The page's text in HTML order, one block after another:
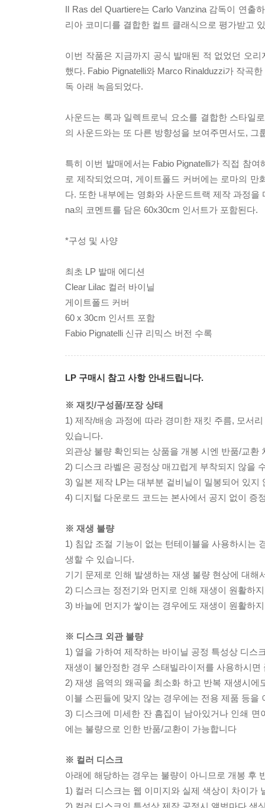
Il Ras del Quartiere는 Carlo Vanzina 감독이 연출
리아 코미디를 결합한 컬트 클래식으로 평가받고
이번 작품은 지금까지 공식 발매된 적 없었던 오
했다. Fabio Pignatelli와 Marco Rinalduzzi가 작곡
독 아래 녹음되었다.
사운드는 록과 일렉트로닉 요소를 결합한 스타일
의 사운드와는 또 다른 방향성을 보여주면서도,
특히 이번 발매에서는 Fabio Pignatelli가 직접 참
로 제작되었으며, 게이트폴드 커버에는 로마의
다. 또한 내부에는 영화와 사운드트랙 제작 과정을
na의 코멘트를 담은 60x30cm 인서트가 포함된다.
*구성 및 사양
최초 LP 발매 에디션
Clear Lilac 컬러 바이닐
게이트폴드 커버
60 x 30cm 인서트 포함
Fabio Pignatelli 신규 리믹스 버전 수록
LP 구매시 참고 사항 안내드립니다.
※ 재킷/구성품/포장 상태
1) 제작/배송 과정에 따라 경미한 재킷 주름, 모서
있습니다.
외관상 불량 확인되는 상품을 개봉 시엔 반품/교환
2) 디스크 라벨은 공정상 매끄럽게 부착되지 않을
3) 일본 제작 LP는 대부분 겉비닐이 밀봉되어 있지
4) 디지털 다운로드 코드는 본사에서 공지 없이 증
※ 재생 불량
1) 침압 조절 기능이 없는 턴테이블을 사용하시는
생할 수 있습니다.
기기 문제로 인해 발생하는 재생 불량 현상에 대
2) 디스크는 정전기와 먼지로 인해 재생이 원활하
3) 바늘에 먼지가 쌓이는 경우에도 재생이 원활하
※ 디스크 외관 불량
1) 열을 가하여 제작하는 바이닐 공정 특성상 디스
재생이 불안정한 경우 스태빌라이저를 사용하시
2) 재생 음역의 왜곡을 최소화 하고 반복 재생시
이블 스핀들에 맞지 않는 경우에는 전용 제품 등
3) 디스크에 미세한 잔 흠집이 남아있거나 인쇄
에는 불량으로 인한 반품/교환이 가능합니다
※ 컬러 디스크
아래에 해당하는 경우는 불량이 아니므로 개봉 후
1) 컬러 디스크는 웹 이미지와 실제 색상이 차이가
2) 컬러 디스크의 특성상 제작 공정시 앨범마다 색